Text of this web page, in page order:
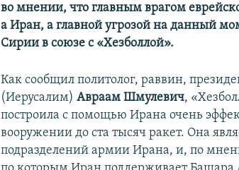
во мнении, что главным врагом
а Иран, а главной угрозой на данный
Сирии в союзе с «Хезболлой».
Как сообщил политолог, раввин,
(Иерусалим)Авраам Шмулевич,
построила с помощью Ирана очень
вооружении до ста тысяч ракет. Она
подразделений армии Ирана, и, по